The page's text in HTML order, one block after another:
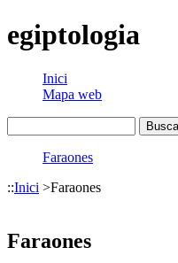
egiptologia
Inici
Mapa web
Faraones
::Inici >Faraones
Faraones